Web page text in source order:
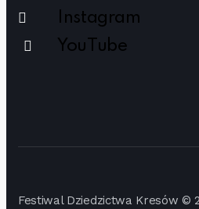
Instagram
YouTube
Festiwal Dziedzictwa Kresów ©